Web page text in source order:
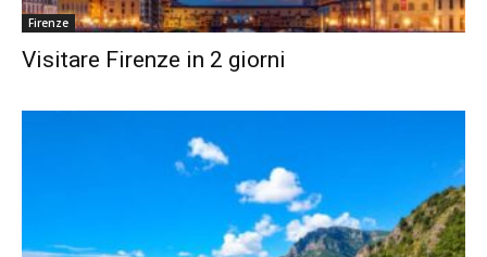
Firenze
Visitare Firenze in 2 giorni